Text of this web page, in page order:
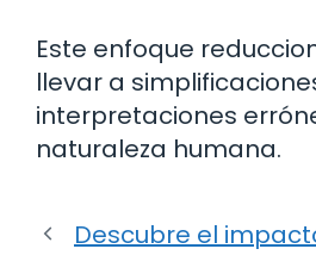
Este enfoque
llevar a
interpretaciones
naturaleza humana.
Descubre el